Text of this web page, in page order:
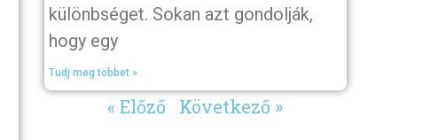
különbséget. Sokan azt gondolják,
hogy egy
Tudj meg többet »
« Előző Következő »